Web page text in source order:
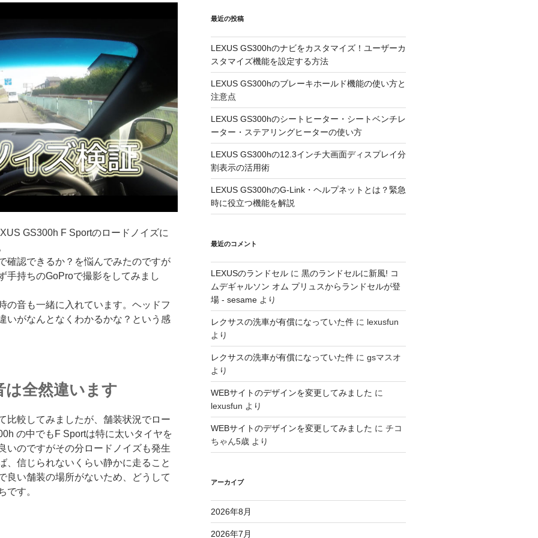
GS300h F Sportのロードノイズに
確認できるか？を悩んでみたのですが
手持ちのGoProで撮影をしてみまし
の音も一緒に入れています。ヘッドフ
いがなんとなくわかるかな？という感
は全然違います
比較してみましたが、舗装状況でロー
の中でもF Sportは特に太いタイヤを
いのですがその分ロードノイズも発生
、信じられないくらい静かに走ること
良い舗装の場所がないため、どうして
です。
最近の投稿
LEXUS GS300hのナビをカスタマイズ！ユーザーカ
スタマイズ機能を設定する方法
LEXUS GS300hのブレーキホールド機能の使い方と
注意点
LEXUS GS300hのシートヒーター・シートベンチレ
ーター・ステアリングヒーターの使い方
LEXUS GS300hの12.3インチ大画面ディスプレイ分
割表示の活用術
LEXUS GS300hのG-Link・ヘルプネットとは？緊急
時に役立つ機能を解説
最近のコメント
LEXUSのランドセルに 黒のランドセルに新風! コ
ムデギャルソン オム プリュスからランドセルが登
場 - sesameより
レクサスの洗車が有償になっていた件に lexusfun
より
レクサスの洗車が有償になっていた件に gsマスオ
より
WEBサイトのデザインを変更してみました に
lexusfun より
WEBサイトのデザインを変更してみました に チコ
ちゃん5歳より
アーカイブ
2026年8月
2026年7月